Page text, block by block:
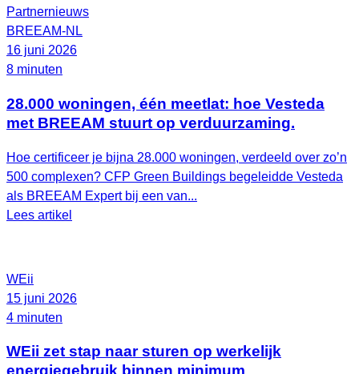
Partnernieuws
BREEAM-NL
16 juni 2026
8 minuten
28.000 woningen, één meetlat: hoe Vesteda
met BREEAM stuurt op verduurzaming.
Hoe certificeer je bijna 28.000 woningen, verdeeld over zo’n
500 complexen? CFP Green Buildings begeleidde Vesteda
als BREEAM Expert bij een van...
Lees artikel
WEii
15 juni 2026
4 minuten
WEii zet stap naar sturen op werkelijk